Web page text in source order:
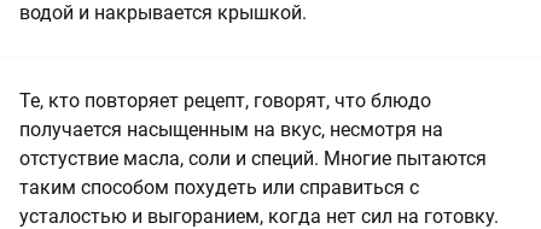
водой и накрывается крышкой.
Те, кто повторяет рецепт, говорят, что блюдо
получается насыщенным на вкус, несмотря на
отстуствие масла, соли и специй. Многие пытаются
таким способом похудеть или справиться с
усталостью и выгоранием, когда нет сил на готовку.